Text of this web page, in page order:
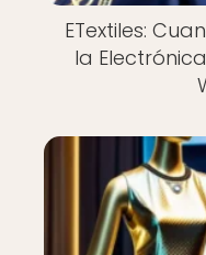
ETextiles:
la